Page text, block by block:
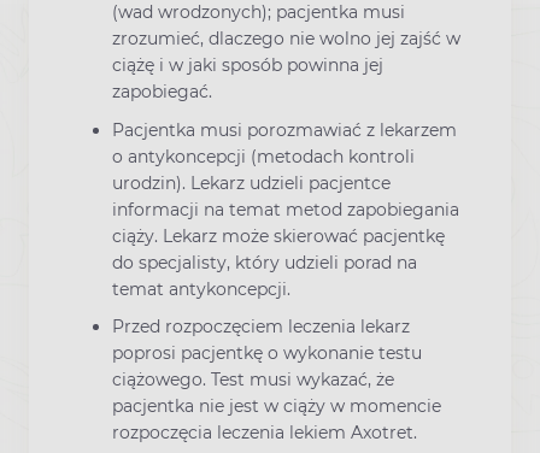
(wad wrodzonych); pacjentka musi
zrozumieć, dlaczego nie wolno jej zajść w
ciążę i w jaki sposób powinna jej
zapobiegać.
Pacjentka musi porozmawiać z lekarzem
o antykoncepcji (metodach kontroli
urodzin). Lekarz udzieli pacjentce
informacji na temat metod zapobiegania
ciąży. Lekarz może skierować pacjentkę
do specjalisty, który udzieli porad na
temat antykoncepcji.
Przed rozpoczęciem leczenia lekarz
poprosi pacjentkę o wykonanie testu
ciążowego. Test musi wykazać, że
pacjentka nie jest w ciąży w momencie
rozpoczęcia leczenia lekiem Axotret.